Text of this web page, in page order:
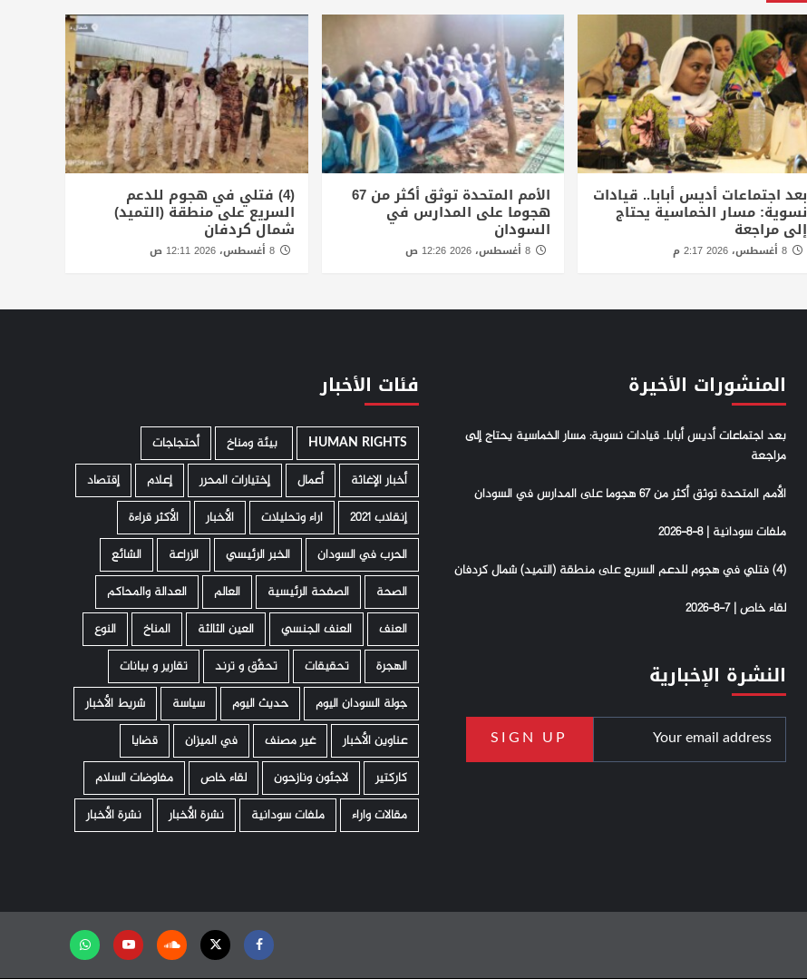
بعد اجتماعات أديس أبابا.. قيادات
نسوية: مسار الخماسية يحتاج
إلى مراجعة
8 أغسطس، 2026 2:17 م
الأمم المتحدة توثق أكثر من 67
هجوما على المدارس في
السودان
(4) فتلي في هجوم للدعم
السريع على منطقة (التميد)
شمال كردفان
8 أغسطس، 2026 12:11 ص
المنشورات الأخيرة
بعد اجتماعات أديس أبابا.. قيادات نسوية: مسار الخماسية يحتاج إلى
مراجعة
الأمم المتحدة توثق أكثر من 67 هجوما على المدارس في السودان
ملفات سودانية | 8-8-2026
(4) فتلي في هجوم للدعم السريع على منطقة (التميد) شمال كردفان
لقاء خاص | 7-8-2026
النشرة الإخبارية
فئات الأخبار
HUMAN RIGHTS ­ بيئة ومناخ
أحتجاجات
أخبار الإغاثة
أعمال إختيارات المحرر إعلام
إقتصاد
إنقلاب 2021
اراء وتحليلات الأخبار
الأكثر قراءة
الحرب في السودان
الخبر الرئيسي الزراعة
الشائع
الصحة
الصفحة الرئيسية العالم
العدالة والمحاكم
العنف
العنف الجنسي العين الثالثة المناخ
النوع
الهجرة
تحقيقات تحقّق و ترند
تقارير و بيانات
جولة السودان اليوم
حديث اليوم سياسة
شريط الأخبار
عناوين الأخبار
غير مصنف في الميزان
قضايا
كاركتير
لاجئون ونازحون لقاء خاص
مفاوضات السلام
مقالات واراء
ملفات سودانية نشرة الأخبار نشرة الأخبار
Facebook
Twitter
Soundcloud
Youtubeتابعنا